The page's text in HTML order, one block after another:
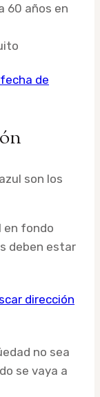
60 años en
de
son los
en fondo
deben estar
dirección
no sea
se vaya a